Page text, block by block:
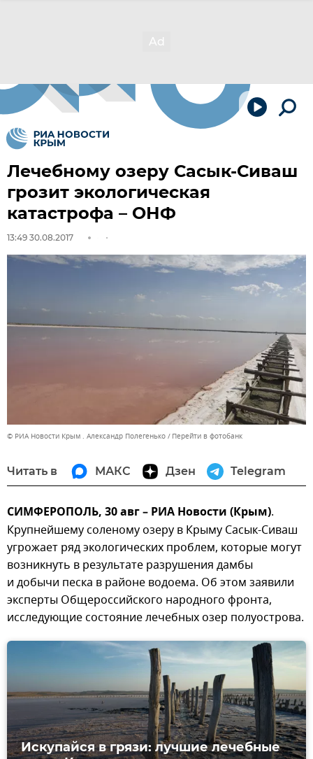
Лечебному озеру Сасык-Сиваш
грозит экологическая
катастрофа – ОНФ
13:49 30.08.2017
© РИА Новости Крым . Александр Полегенько Перейти в фотобанк
Читать в МАКС Дзен Telegram
СИМФЕРОПОЛЬ, 30 авг – РИА Новости (Крым).
Крупнейшему соленому озеру в Крыму Сасык-Сиваш
угрожает ряд экологических проблем, которые могут
возникнуть в результате разрушения дамбы
и добычи песка в районе водоема. Об этом заявили
эксперты Общероссийского народного фронта,
исследующие состояние лечебных озер полуострова.
Искупайся в грязи: лучшие лечебные